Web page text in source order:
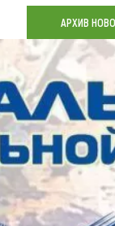
АРХИВ